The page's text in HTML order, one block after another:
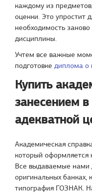
каждому из
оценки. Это упростит
необходимость
дисциплины.
Учтем все важные
подготовке диплома о
Купить
занесением
адекватной
Академическая
который оформляется
Все выдаваемые нами
оригинальных банках,
типография ГОЗНАК.